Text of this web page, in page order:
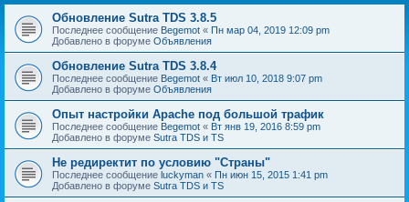
Обновление Sutra TDS 3.8.5
Последнее сообщение Begemot « Пн мар 04, 2019 12:09 pm
Добавлено в форуме Объявления
Обновление Sutra TDS 3.8.4
Последнее сообщение Begemot « Вт июл 10, 2018 9:07 pm
Добавлено в форуме Объявления
Опыт настройки Apache под большой трафик
Последнее сообщение Begemot « Вт янв 19, 2016 8:59 pm
Добавлено в форуме Sutra TDS и TS
Не редиректит по условию "Страны"
Последнее сообщение luckyman « Пн июн 15, 2015 1:41 pm
Добавлено в форуме Sutra TDS и TS